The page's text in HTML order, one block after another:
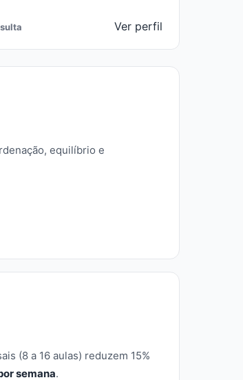
proporcionando qualidade…Ver perfil
equilíbrio e
(8 a 16 aulas) reduzem 15%
semana.